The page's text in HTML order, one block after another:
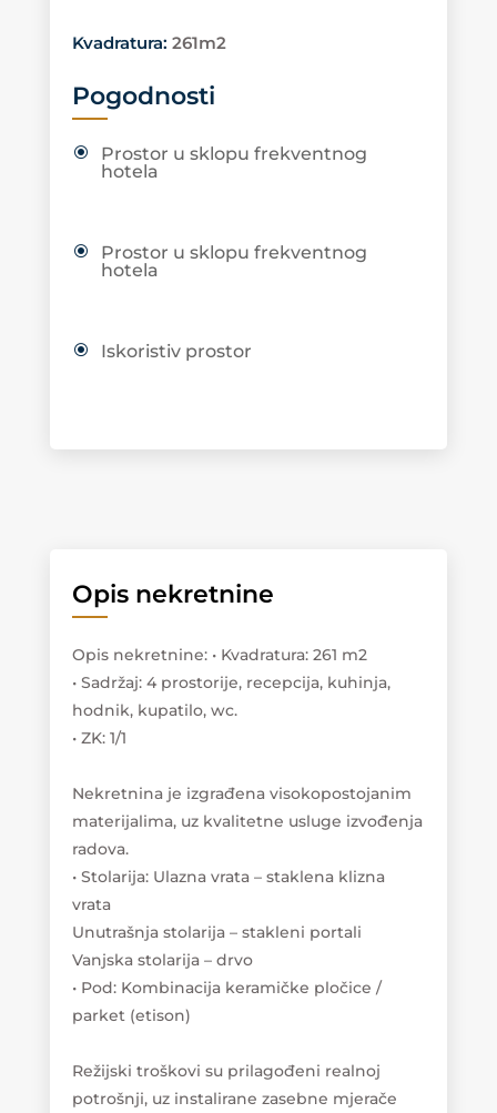
Kvadratura: 261m2
Pogodnosti
Prostor u sklopu frekventnog
hotela
Prostor u sklopu frekventnog
hotela
Iskoristiv prostor
Opis nekretnine
Opis nekretnine: • Kvadratura: 261 m2
• Sadržaj: 4 prostorije, recepcija, kuhinja,
hodnik, kupatilo, wc.
• ZK: 1/1
Nekretnina je izgrađena visokopostojanim
materijalima, uz kvalitetne usluge izvođenja
radova.
• Stolarija: Ulazna vrata – staklena klizna
vrata
Unutrašnja stolarija – stakleni portali
Vanjska stolarija – drvo
• Pod: Kombinacija keramičke pločice /
parket (etison)
Režijski troškovi su prilagođeni realnoj
potrošnji, uz instalirane zasebne mjerače